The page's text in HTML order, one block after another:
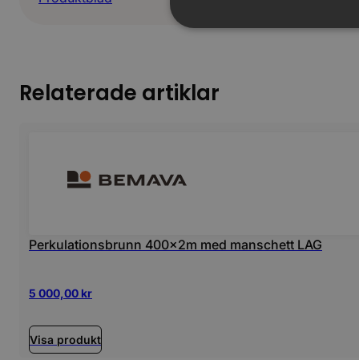
Relaterade artiklar
Perkulationsbrunn 400x2m med manschett LAG
5 000,00 kr
Visa produkt